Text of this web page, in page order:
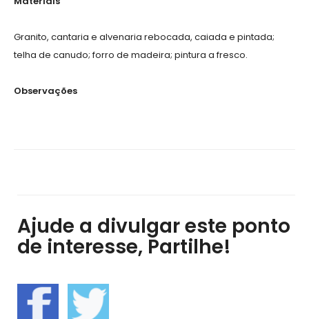
Granito, cantaria e alvenaria rebocada, caiada e pintada;
telha de canudo; forro de madeira; pintura a fresco.
Observações
Ajude a divulgar este ponto
de interesse, Partilhe!